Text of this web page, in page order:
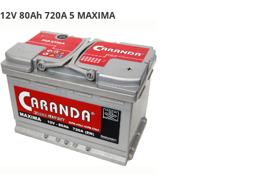
12V 80Ah 720A 5 MAXIMA